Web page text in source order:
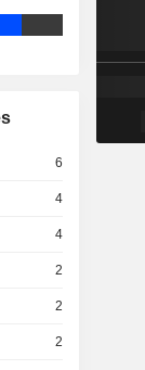
6
4
4
2
2
2